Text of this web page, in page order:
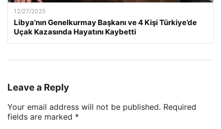
12/27/2025
Libya’nın Genelkurmay Başkanı ve 4 Kişi Türkiye’de
Uçak Kazasında Hayatını Kaybetti
Leave a Reply
Your email address will not be published. Required
fields are marked *